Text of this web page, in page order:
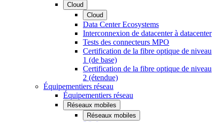
Cloud
Cloud
Data Center Ecosystems
Interconnexion de datacenter à datacenter
Tests des connecteurs MPO
Certification de la fibre optique de niveau
1 (de base)
Certification de la fibre optique de niveau
2 (étendue)
Équipementiers réseau
Équipementiers réseau
Réseaux mobiles
Réseaux mobiles